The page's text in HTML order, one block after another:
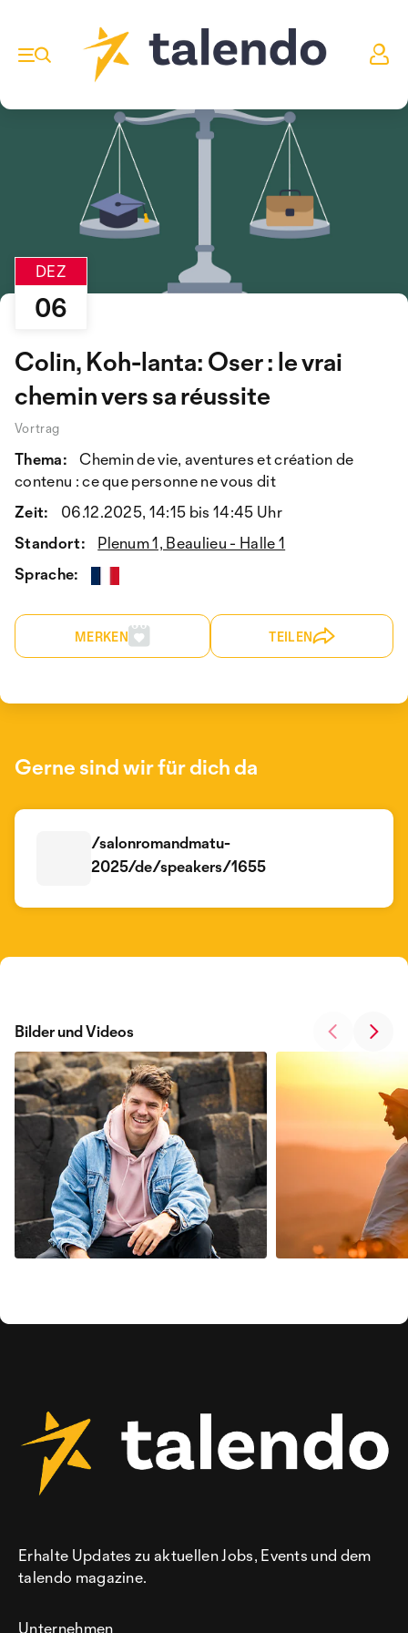
DEZ
06
Colin, Koh-lanta: Oser : le vrai
chemin vers sa réussite
Vortrag
Thema:
Chemin de vie, aventures et création de
contenu : ce que personne ne vous dit
Zeit:
06.12.2025, 14:15 bis 14:45 Uhr
Standort:
Plenum 1, Beaulieu - Halle 1
Sprache:
MERKEN TEILEN
Gerne sind wir für dich da
/salonromandmatu-
2025/de/speakers/1655
Bilder und Videos
Erhalte Updates zu aktuellen Jobs, Events und dem
talendo magazine.
Unternehmen